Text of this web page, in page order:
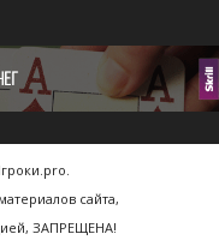
сайта,
ЗАПРЕЩЕНА!